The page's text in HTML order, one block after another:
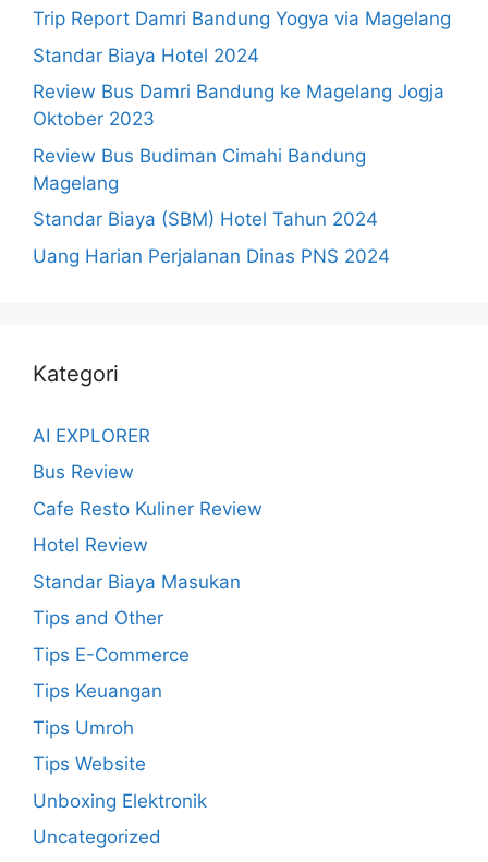
Trip Report Damri Bandung Yogya via Magelang
Standar Biaya Hotel 2024
Review Bus Damri Bandung ke Magelang Jogja
Oktober 2023
Review Bus Budiman Cimahi Bandung
Magelang
Standar Biaya (SBM) Hotel Tahun 2024
Uang Harian Perjalanan Dinas PNS 2024
Kategori
AI EXPLORER
Bus Review
Cafe Resto Kuliner Review
Hotel Review
Standar Biaya Masukan
Tips and Other
Tips E-Commerce
Tips Keuangan
Tips Umroh
Tips Website
Unboxing Elektronik
Uncategorized